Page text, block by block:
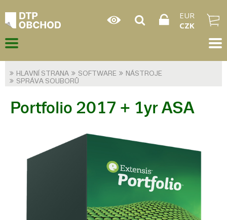
EUR
CZK
HLAVNÍ STRANA SOFTWARE
NÁSTROJE
SPRÁVA SOUBORŮ
Portfolio 2017 + 1yr ASA